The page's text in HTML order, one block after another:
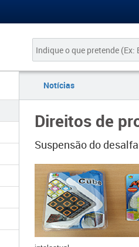
Notícias
Direitos de
Suspensão do